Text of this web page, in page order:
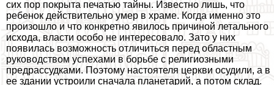
сих пор покрыта печатью тайны. Известно лишь, что
ребенок действительно умер в храме. Когда именно это
произошло и что конкретно явилось причиной летального
исхода, власти особо не интересовало. Зато у них
появилась возможность отличиться перед областным
руководством успехами в борьбе с религиозными
предрассудками. Поэтому настоятеля церкви осудили, а в
ее здании устроили сначала планетарий, а потом склад.